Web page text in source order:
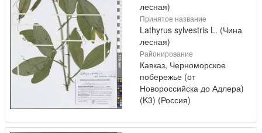
лесная)
Принятое название
Lathyrus sylvestris L. (Чина
лесная)
Районирование
Кавказ, Черноморское
побережье (от
Новороссийска до Адлера)
(K3) (Россия)